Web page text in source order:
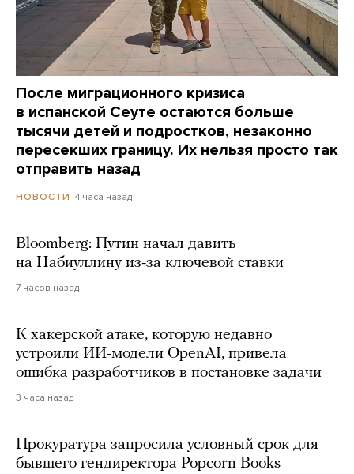
После миграционного кризиса
в испанской Сеуте остаются больше
тысячи детей и подростков, незаконно
пересекших границу. Их нельзя просто так
отправить назад
НОВОСТИ 4 часа назад
Bloomberg: Путин начал давить
на Набиуллину из-за ключевой ставки
7 часов назад
К хакерской атаке, которую недавно
устроили ИИ-модели OpenAI, привела
ошибка разработчиков в постановке задачи
3 часа назад
Прокуратура запросила условный срок для
бывшего гендиректора Popcorn Books